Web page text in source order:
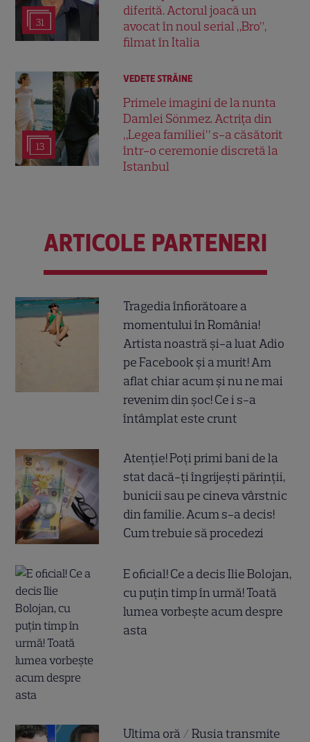
31
diferită. Actorul joacă un
avocat în noul serial „Bro”,
filmat în Italia
13
VEDETE STRĂINE
Primele imagini de la nunta
Damlei Sönmez. Actrița din
„Legea familiei” s-a căsătorit
într-o ceremonie discretă la
Istanbul
ARTICOLE PARTENERI
Tragedia înfiorătoare a
momentului în România!
Artista noastră și-a luat Adio
pe Facebook și a murit! Am
aflat chiar acum și nu ne mai
revenim din șoc! Ce i s-a
întâmplat este crunt
Atenție! Poți primi bani de la
stat dacă-ți îngrijești părinții,
bunicii sau pe cineva vârstnic
din familie. Acum s-a decis!
Cum trebuie să procedezi
E oficial! Ce a decis Ilie Bolojan,
cu puțin timp în urmă! Toată
lumea vorbește acum despre
asta
Ultima oră / Rusia transmite